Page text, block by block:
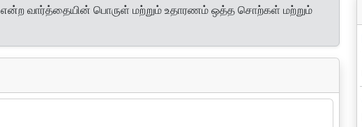
என்ற வார்த்தையின் பொருள் மற்றும் உதாரணம் ஒத்த சொற்கள் மற்றும்